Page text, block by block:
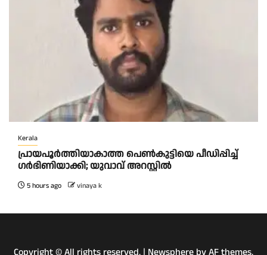
Kerala
പ്രായപൂർത്തിയാകാത്ത പെൺകുട്ടിയെ പീഡിപ്പിച്ച്
ഗർഭിണിയാക്കി; യുവാവ് അറസ്റ്റിൽ
5 hours ago vinaya k